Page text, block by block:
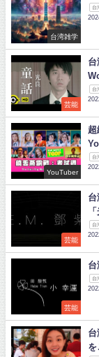
台湾雑学
台
芸能
台
台
YouTuber
超
台
芸能
台
台
芸能
台
台
台
を